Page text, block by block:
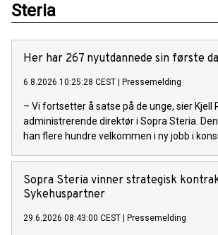
Steria
Her har 267 nyutdannede sin første
6.8.2026 10:25:28 CEST Pressemelding
– Vi fortsetter å satse på de unge, sier Kjell
administrerende direktør i Sopra Steria.
han flere hundre velkommen i ny jobb i
Sopra Steria vinner strategisk
Sykehuspartner
29.6.2026 08:43:00 CEST Pressemelding